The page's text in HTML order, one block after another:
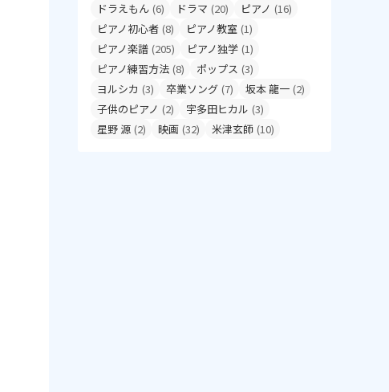
ドラえもん (6) ドラマ (20) ピアノ (16)
ピアノ初心者 (8) ピアノ教室 (1)
ピアノ楽譜 (205) ピアノ独学 (1)
ピアノ練習方法 (8) ポップス (3)
ヨルシカ (3) 卒業ソング (7) 坂本 龍一 (2)
子供のピアノ (2) 宇多田ヒカル (3)
星野 源 (2) 映画 (32) 米津玄師 (10)